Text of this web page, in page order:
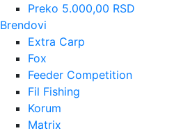
Preko 5.000,00 RSD
Brendovi
Extra Carp
Fox
Feeder Competition
Fil Fishing
Korum
Matrix